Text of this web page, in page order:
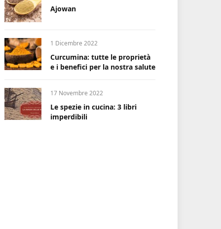
Ajowan
1 Dicembre 2022
Curcumina: tutte le proprietà
e i benefici per la nostra salute
17 Novembre 2022
Le spezie in cucina: 3 libri
imperdibili